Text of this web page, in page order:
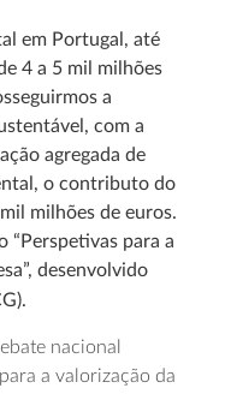
em Portugal, até
4 a 5 mil milhões
a
com a
agregada de
o contributo do
milhões de euros.
“Perspetivas para a
desenvolvido
nacional
a valorização da